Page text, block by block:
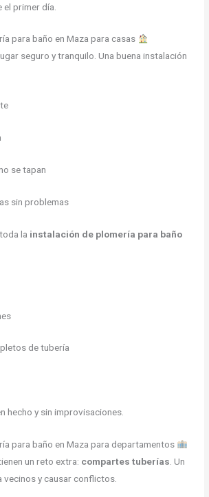
primer día.
para baño en Maza para casas
seguro y tranquilo. Una buena instalación
se tapan
sin problemas
la instalación de plomería para baño
de tubería
hecho y sin improvisaciones.
para baño en Maza para departamentos
un reto extra: compartes tuberías . Un
vecinos y causar conflictos.